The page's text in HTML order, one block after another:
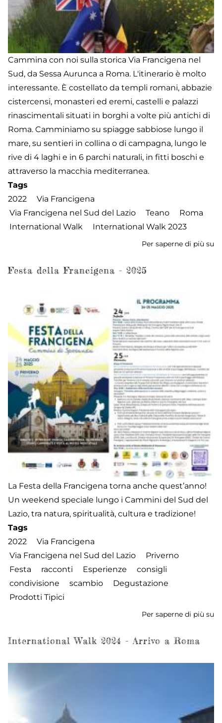
Cammina con noi sulla storica Via Francigena nel
Sud, da Sessa Aurunca a Roma. L'itinerario è molto
interessante. È costellato da templi romani, abbazie
cistercensi, monasteri ed eremi, castelli e palazzi
rinascimentali situati in borghi a volte più antichi di
Roma. Camminiamo su spiagge sabbiose lungo il
mare, su sentieri in collina o di campagna, lungo le
rive di 4 laghi e in 6 parchi naturali, in fitti boschi e
attraverso la macchia mediterranea.
Tags
2022
Via Francigena
Via Francigena nel Sud del Lazio
Teano
Roma
International Walk
International Walk 2023
Per saperne di più su
Festa della Francigena - 2025
La Festa della Francigena torna anche quest’anno!
Un weekend speciale lungo i Cammini del Sud del
Lazio, tra natura, spiritualità, cultura e tradizione!
Tags
2022
Via Francigena
Via Francigena nel Sud del Lazio
Priverno
Festa
racconti Esperienze
consigli
condivisione
scambio
Degustazione
Prodotti Tipici
Per saperne di più su
International Walk 2024 - Arrivo a Roma